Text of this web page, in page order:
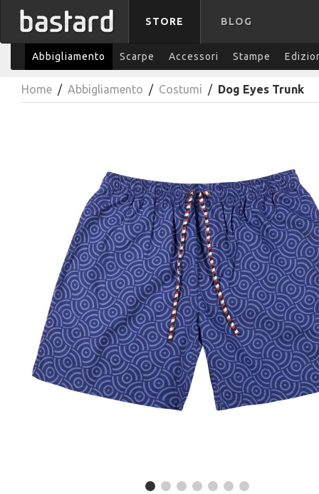
STORE BLOG
Abbigliamento Scarpe Accessori Stampe
Home / Abbigliamento / Costumi / Dog Eyes Trunk